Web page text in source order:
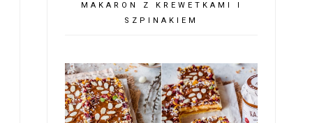
MAKARON Z KREWETKAMI I
SZPINAKIEM